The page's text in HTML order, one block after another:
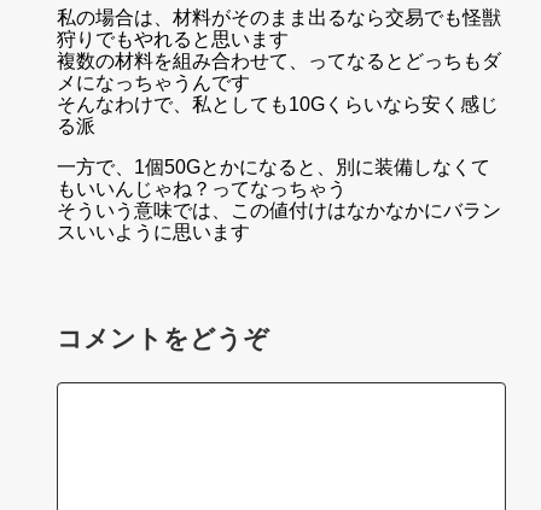
私の場合は、材料がそのまま出るなら交易でも怪獣
狩りでもやれると思います
複数の材料を組み合わせて、ってなるとどっちもダ
メになっちゃうんです
そんなわけで、私としても10Gくらいなら安く感じ
る派
一方で、1個50Gとかになると、別に装備しなくて
もいいんじゃね？ってなっちゃう
そういう意味では、この値付けはなかなかにバラン
スいいように思います
コメントをどうぞ